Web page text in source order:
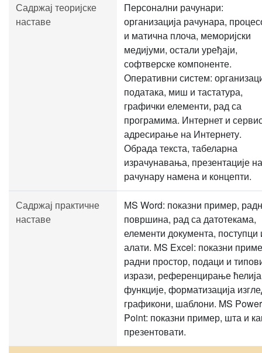
Садржај теоријске
наставе
Персонални рачунари:
организација рачунара,
и матична плоча, меморијски
медијуми, остали уређаји,
софтверске компоненте.
Оперативни систем:
података, миш и тастатура,
графички елементи, рад са
програмима. Интернет и
адресирање на Интернету.
Обрада текста, табеларна
израчунавања, презентације на
рачунару намена и концепти.
Садржај практичне
наставе
МS Word: показни пример,
површина, рад са датотекама,
елементи документа, поступци
алати. МS Excel: показни
радни простор, подаци и
изрази, референцирање
функције, форматизација
графикони, шаблони. MS Power
Point: показни пример, шта и
презентовати.